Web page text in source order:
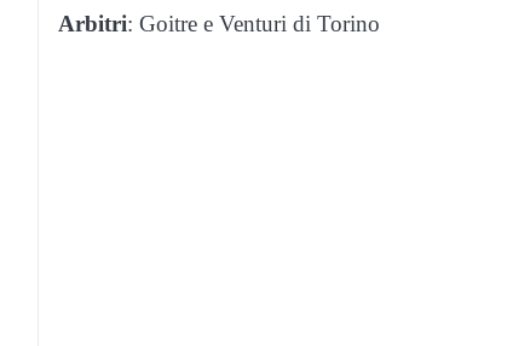
Arbitri: Goitre e Venturi di Torino